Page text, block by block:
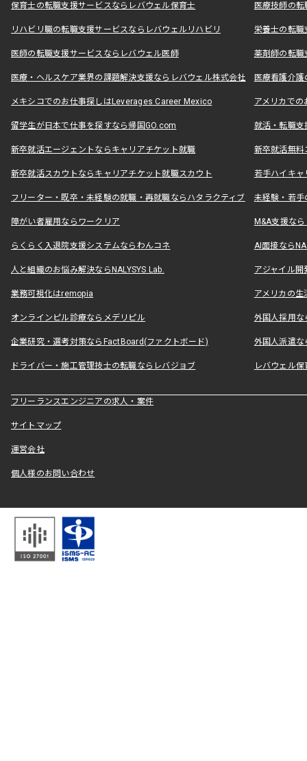
保育士の転職支援サービスならレバウェル保育士 医療技師の
リハビリ職の転職支援サービスならレバウェルリハビリ 栄養士の転
医師の転職支援サービスならレバウェル医師 薬剤師の転
医療・ヘルスケア業界の課題解決支援ならレバウェル株式会社 医療看護介
メキシコでのお仕事探しはLeverages Career Mexico アメリカで
留学生が日本で仕事を探すなら帰国GO.com 就活・転職
新卒就活エージェントならキャリアチケット就職 新卒就活無料
新卒就活スカウトならキャリアチケット就職スカウト 若手ハイキ
フリーター・既卒・未経験の就職・再就職ならハタラクティブ 未経験・若手
障がい者雇用ならワークリア M&A支援な
らくらく入退院支援システムならわんコネ AI面接なら
人と組織のお悩み解決ならNALYSYS Lab. アジャイル
業務可視化はremopia アメリカの
オンラインピル診療ならメデリピル 外国人採用
企業研究・選考対策ならFactBoard(ファクトボード) 外国人派遣な
ドライバー・施工管理技士の転職ならレバジョブ レバウェル
フリーランスエンジニアの求人・案件
サイトマップ
運営会社
個人様のお問い合わせ